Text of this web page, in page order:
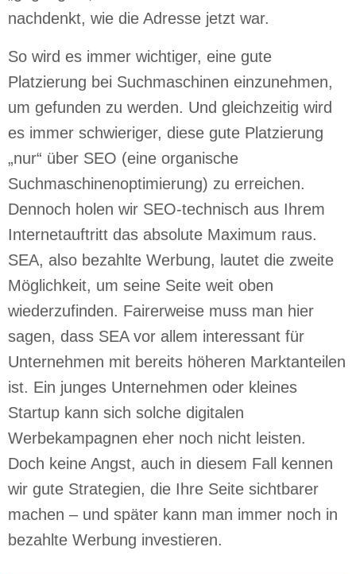
nachdenkt, wie die Adresse jetzt war.
So wird es immer wichtiger, eine gute
Platzierung bei Suchmaschinen einzunehmen,
um gefunden zu werden. Und gleichzeitig wird
es immer schwieriger, diese gute Platzierung
„nur“ über SEO (eine organische
Suchmaschinenoptimierung) zu erreichen.
Dennoch holen wir SEO-technisch aus Ihrem
Internetauftritt das absolute Maximum raus.
SEA, also bezahlte Werbung, lautet die zweite
Möglichkeit, um seine Seite weit oben
wiederzufinden. Fairerweise muss man hier
sagen, dass SEA vor allem interessant für
Unternehmen mit bereits höheren Marktanteilen
ist. Ein junges Unternehmen oder kleines
Startup kann sich solche digitalen
Werbekampagnen eher noch nicht leisten.
Doch keine Angst, auch in diesem Fall kennen
wir gute Strategien, die Ihre Seite sichtbarer
machen – und später kann man immer noch in
bezahlte Werbung investieren.